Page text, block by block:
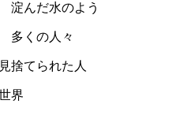
んだ水のよう
多くの人々
捨てられた人
界